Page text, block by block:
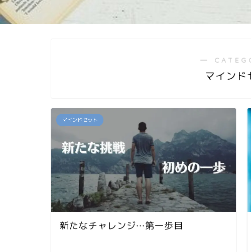
―
マインド
マインドセット
新たなチャレンジ…第一歩目